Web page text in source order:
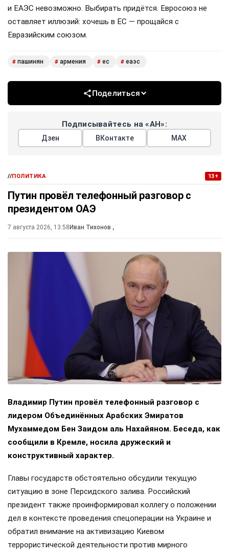
и ЕАЭС невозможно. Выбирать придётся. Евросоюз не
оставляет иллюзий: хочешь в ЕС — прощайся с
Евразийским союзом.
# пашинян # армения # ес # еаэс
Поделиться
Подписывайтесь на «АН»:
Дзен ВКонтакте МАХ
//ПОЛИТИКА 13+
Путин провёл телефонный разговор с
президентом ОАЭ
7 августа 2026, 13:58 Иван Тихонов ,
Владимир Путин провёл телефонный разговор с
лидером Объединённых Арабских Эмиратов
Мухаммедом Бен Заидом аль Нахайяном. Беседа, как
сообщили в Кремле, носила дружеский и
конструктивный характер.
Главы государств обстоятельно обсудили текущую
ситуацию в зоне Персидского залива. Российский
президент также проинформировал коллегу о положении
дел в контексте проведения спецоперации на Украине и
обратил внимание на активизацию Киевом
террористической деятельности против мирного